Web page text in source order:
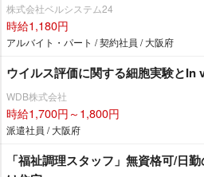
株式会社ベルシステム24
時給1,180円
アルバイト・パート / 契約社員 / 大阪府
ウイルス評価に関する細胞実験とIn
WDB株式会社
時給1,700円～1,800円
派遣社員 / 大阪府
「福祉調理スタッフ」無資格可/日